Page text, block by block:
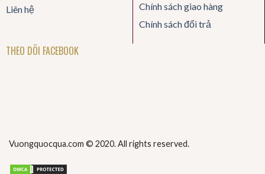
Liên hệ
Chính sách giao hàng
Chính sách đổi trả
THEO DÕI FACEBOOK
Vuongquocqua.com © 2020. All rights reserved.